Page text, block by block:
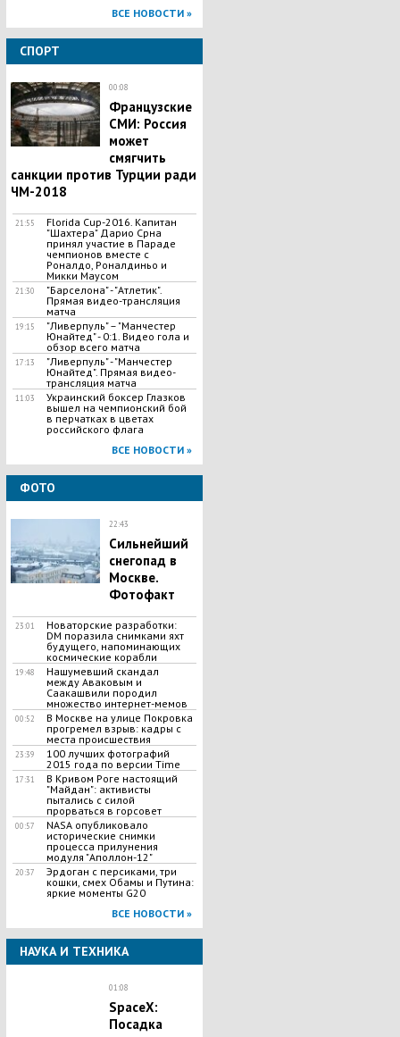
ВСЕ НОВОСТИ »
СПОРТ
00:08
Французские
СМИ: Россия
может
смягчить
санкции против Турции ради
ЧМ-2018
21:55
Florida Cup-2016. Капитан
"Шахтера" Дарио Срна
принял участие в Параде
чемпионов вместе с
Роналдо, Роналдиньо и
Микки Маусом
21:30
"Барселона" - "Атлетик".
Прямая видео-трансляция
матча
19:15
​"Ливерпуль" – "Манчестер
Юнайтед" - 0:1. Видео гола и
обзор всего матча
17:13
"Ливерпуль" - "Манчестер
Юнайтед". Прямая видео-
трансляция матча
11:03
Украинский боксер Глазков
вышел на чемпионский бой
в перчатках в цветах
российского флага
ВСЕ НОВОСТИ »
ФОТО
22:43
Сильнейший
снегопад в
Москве.
Фотофакт
23:01
Новаторские разработки:
DM поразила снимками яхт
будущего, напоминающих
космические корабли
19:48
Нашумевший скандал
между Аваковым и
Саакашвили породил
множество интернет-мемов
00:52
В Москве на улице Покровка
прогремел взрыв: кадры с
места происшествия
23:39
100 лучших фотографий
2015 года по версии Time
17:31
В Кривом Роге настоящий
"Майдан": активисты
пытались с силой
прорваться в горсовет
00:57
NASA опубликовало
исторические снимки
процесса прилунения
модуля "Аполлон-12"
20:37
Эрдоган с персиками, три
кошки, смех Обамы и Путина:
яркие моменты G20
ВСЕ НОВОСТИ »
НАУКА И ТЕХНИКА
01:08
SpaceX:
Посадка